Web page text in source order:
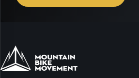
necessaria
della
tua
scelta.